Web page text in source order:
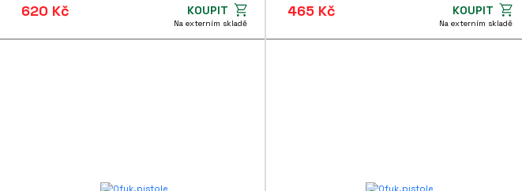
620 Kč KOUPIT
Na externím skladě
465 Kč KOUPIT
Na externím skladě